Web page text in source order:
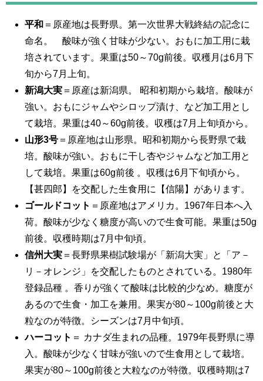
平和 ＝原産地は長野県。第一次世界大戦終結の記念に
命名。 酸味が強く甘味が少ない。おもに加工用に栽
培されています。果重は50～70g前後。収穫月は6月下
旬から7月上旬。
新潟大実 ＝原産は新潟県。 昭和初期から栽培。酸味が
強い。おもにジャムやシロップ漬け、など加工用とし
て栽培。果重は40～60g前後。収穫は7月上旬頃から。
山形3号 ＝原産地は山形県。昭和初期から長野県で栽
培。酸味が強い。おもに干し杏やジャムなど加工用と
して栽培。果重は60g前後 。収穫は6月下旬頃から。
【甚四郎】を交配した生食用に【信陽】があります。
ゴールドコット ＝原産地はアメリカ。1967年日本へ入
荷。酸味が少なく糖度が高いので生食可能。果重は50g
前後。収穫時期は7月中旬頃。
信州大実 ＝長野県果樹試験場が「新潟大実」と「ア－
リ－オレンジ」を交配したものとされている。1980年
登録品種 。香りが強くて酸味は比較的少なめ。糖度が
あるので生食・加工を兼用。果実が80～100g前後と大
粒なのが特徴。シーズンは7月中旬頃。
ハーコット ＝ カナダ生まれの品種。1979年長野県に導
入。酸味が少なく甘味が強いので生食用として栽培。
果実が80～100g前後と大粒なのが特徴。収穫時期は7